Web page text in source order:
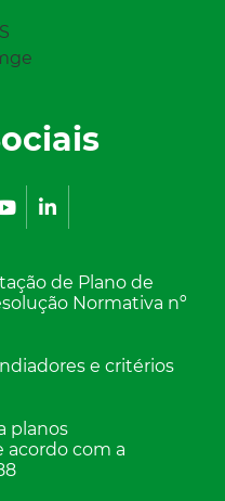
de Plano de
Normativa nº
e critérios
planos
acordo com a